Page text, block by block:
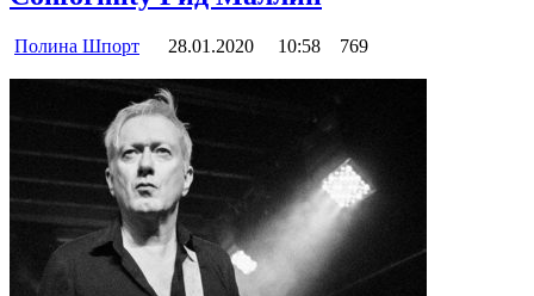
Полина Шпорт 28.01.2020 10:58 769